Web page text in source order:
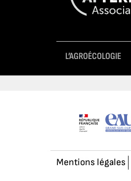
L’AGROÉCOLOGIE
Mentions légales